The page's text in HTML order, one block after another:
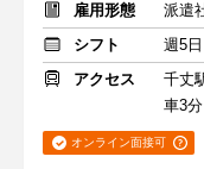
雇用形態
派遣
シフト
週5日
アクセス
千丈
車3分
オンライン面接可